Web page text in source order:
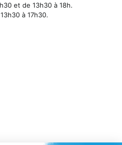
et de 13h30 à 18h.
à 17h30.